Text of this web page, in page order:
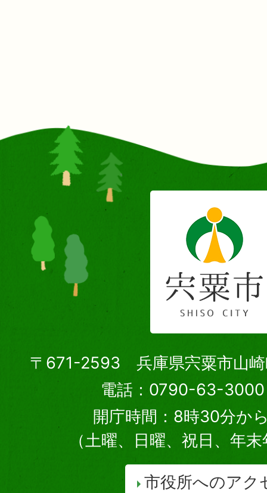
〒671-2593 兵庫県宍粟市山崎
電話：0790-63-3000
開庁時間：8時30分か
（土曜、日曜、祝日、年
市役所へのアク